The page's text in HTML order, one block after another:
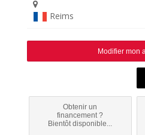
Reims
Modifier mon
Obtenir un
financement ?
Bientôt disponible...